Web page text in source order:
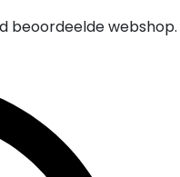
beoordeelde webshop.